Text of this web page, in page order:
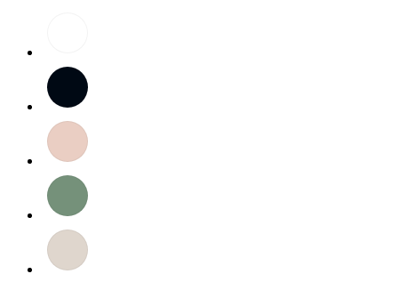
Černá
Růžová
Šalvějově
zelená
Pískově
šedá